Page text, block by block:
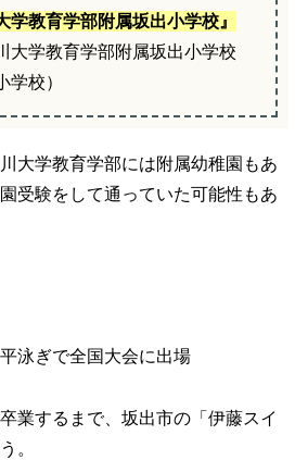
学教育学部附属坂出小学校』
大学教育学部附属坂出小学校
校）
大学教育学部には附属幼稚園もあ
受験をして通っていた可能性もあ
泳ぎで全国大会に出場
業するまで、坂出市の「伊藤スイ
。